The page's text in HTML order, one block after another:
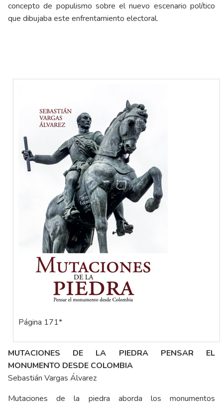
concepto de populismo sobre el nuevo escenario político
que dibujaba este enfrentamiento electoral.
Página 171*
MUTACIONES DE LA PIEDRA PENSAR EL
MONUMENTO DESDE COLOMBIA
Sebastián Vargas Álvarez
Mutaciones de la piedra aborda los monumentos